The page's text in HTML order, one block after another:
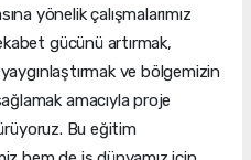
yönelik çalışmalarımız
gücünü artırmak,
ve bölgemizin
amacıyla proje
Bu eğitim